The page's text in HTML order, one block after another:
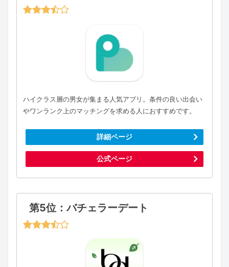
ハイクラス層の男女が集まる人気アプリ。条件の良い出会い
やワンランク上のマッチングを求める人におすすめです。
詳細ページ
公式ページ
第5位：バチェラーデート